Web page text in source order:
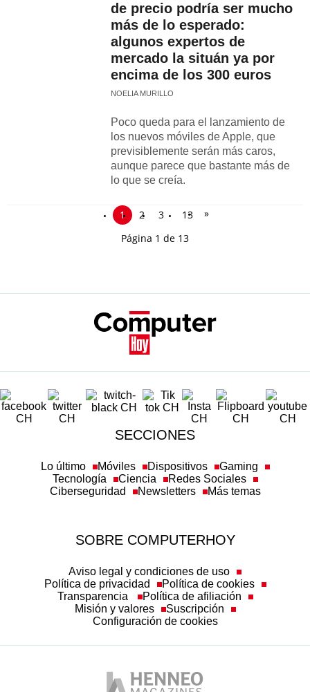
de precio podría ser mucho
más de lo esperado:
algunos expertos de
mercado la situán ya por
encima de los 300 euros
NOELIA MURILLO
Poco queda para el lanzamiento de
los nuevos móviles de Apple, que
previsiblemente serán más caros,
aunque parece que bastante más de
lo que se creía.
1 2 3 13
»
Página 1 de 13
SECCIONES
Lo último Móviles Dispositivos
Gaming
Tecnología
Ciencia
Redes Sociales
Ciberseguridad
Newsletters Más temas
SOBRE COMPUTERHOY
Aviso legal y condiciones de uso
Política de privacidad
Política de cookies
Transparencia
Política de afiliación
Misión y valores
Suscripción
Configuración de cookies